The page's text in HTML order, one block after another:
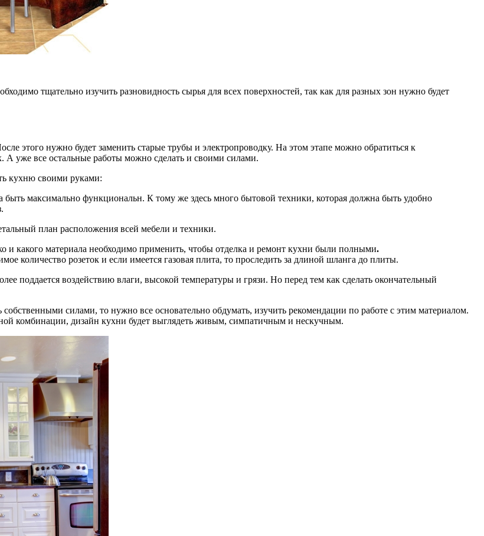
тщательно изучить разновидность сырья для всех поверхностей, так как для разных зон нужно будет
этого нужно будет заменить старые трубы и электропроводку. На этом этапе можно обратиться к
уже все остальные работы можно сделать и своими силами.
кухню своими руками:
максимально функциональн. К тому же здесь много бытовой техники, которая должна быть удобно
план расположения всей мебели и техники.
и какого материала необходимо применить, чтобы отделка и ремонт кухни были полными.
количество розеток и если имеется газовая плита, то проследить за длиной шланга до плиты.
поддается воздействию влаги, высокой температуры и грязи. Но перед тем как сделать окончательный
силами, то нужно все основательно обдумать, изучить рекомендации по работе с этим материалом.
комбинации, дизайн кухни будет выглядеть живым, симпатичным и нескучным.